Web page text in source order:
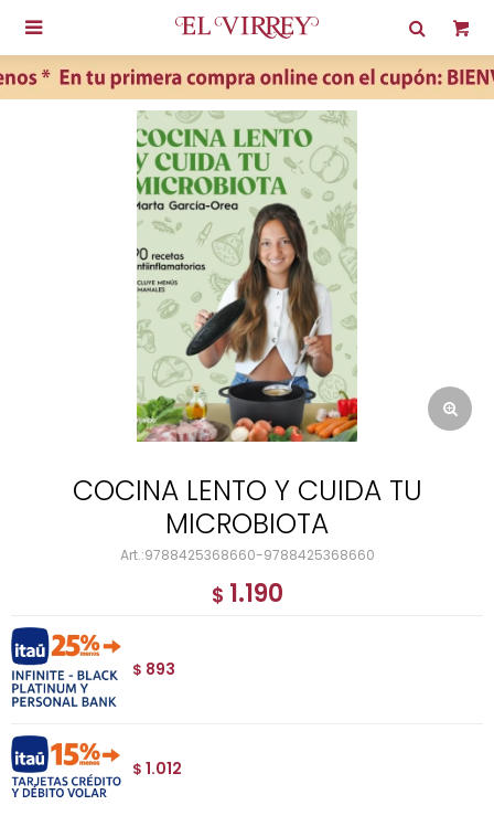

COCINA LENTO Y CUIDA TU
MICROBIOTA
9788425368660-9788425368660
$ 1.190
$ 893
$ 1.012